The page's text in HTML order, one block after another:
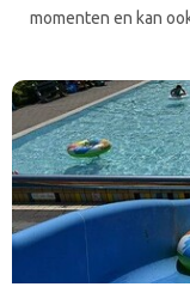
momenten en kan